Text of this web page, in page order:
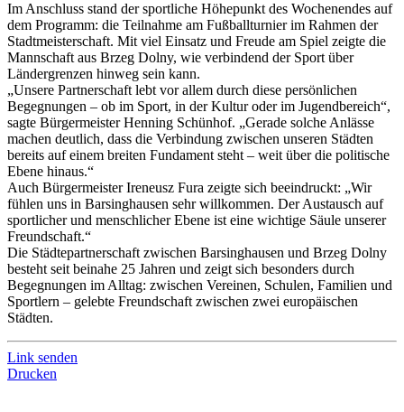
Im Anschluss stand der sportliche Höhepunkt des Wochenendes auf
dem Programm: die Teilnahme am Fußballturnier im Rahmen der
Stadtmeisterschaft. Mit viel Einsatz und Freude am Spiel zeigte die
Mannschaft aus Brzeg Dolny, wie verbindend der Sport über
Ländergrenzen hinweg sein kann.
„Unsere Partnerschaft lebt vor allem durch diese persönlichen
Begegnungen – ob im Sport, in der Kultur oder im Jugendbereich“,
sagte Bürgermeister Henning Schünhof. „Gerade solche Anlässe
machen deutlich, dass die Verbindung zwischen unseren Städten
bereits auf einem breiten Fundament steht – weit über die politische
Ebene hinaus.“
Auch Bürgermeister Ireneusz Fura zeigte sich beeindruckt: „Wir
fühlen uns in Barsinghausen sehr willkommen. Der Austausch auf
sportlicher und menschlicher Ebene ist eine wichtige Säule unserer
Freundschaft.“
Die Städtepartnerschaft zwischen Barsinghausen und Brzeg Dolny
besteht seit beinahe 25 Jahren und zeigt sich besonders durch
Begegnungen im Alltag: zwischen Vereinen, Schulen, Familien und
Sportlern – gelebte Freundschaft zwischen zwei europäischen
Städten.
Link senden
Drucken